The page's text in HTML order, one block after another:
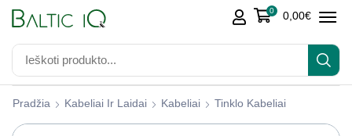
0 0,00€
Pradžia Kabeliai Ir Laidai Kabeliai Tinklo Kabeliai